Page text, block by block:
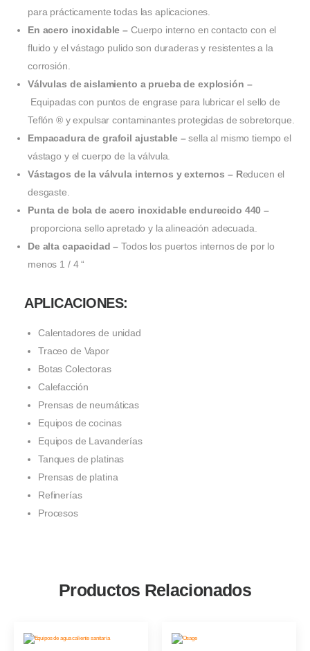
para prácticamente todas las aplicaciones.
En acero inoxidable – Cuerpo interno en contacto con el
fluido y el vástago pulido son duraderas y resistentes a la
corrosión.
Válvulas de aislamiento a prueba de explosión –
Equipadas con puntos de engrase para lubricar el sello de
Teflón ® y expulsar contaminantes protegidas de sobretorque.
Empacadura de grafoil ajustable –sella al mismo tiempo el
vástago y el cuerpo de la válvula.
Vástagos de la válvula internos y externos – Reducen el
desgaste.
Punta de bola de acero inoxidable endurecido 440 –
proporciona sello apretado y la alineación adecuada.
De alta capacidad –Todos los puertos internos de por lo
menos 1 / 4 “
APLICACIONES:
Calentadores de unidad
Traceo de Vapor
Botas Colectoras
Calefacción
Prensas de neumáticas
Equipos de cocinas
Equipos de Lavanderías
Tanques de platinas
Prensas de platina
Refinerías
Procesos
Productos Relacionados